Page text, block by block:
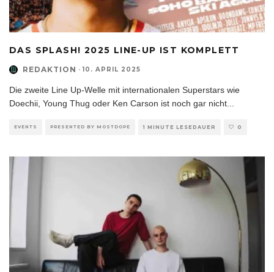
DAS SPLASH! 2025 LINE-UP IST KOMPLETT
REDAKTION · 10. APRIL 2025
Die zweite Line Up-Welle mit internationalen Superstars wie
Doechii, Young Thug oder Ken Carson ist noch gar nicht...
EVENTS PRESENTED BY MOSTDOPE 1 MINUTE LESEDAUER 0